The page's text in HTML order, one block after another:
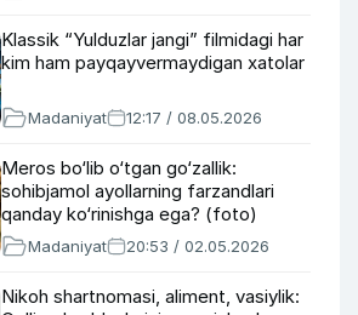
Klassik “Yulduzlar jangi” filmidagi har
kim ham payqayvermaydigan xatolar
Madaniyat 12:17 / 08.05.2026
Meros bo‘lib o‘tgan go‘zallik:
sohibjamol ayollarning farzandlari
qanday ko‘rinishga ega? (foto)
Madaniyat 20:53 / 02.05.2026
Nikoh shartnomasi, aliment, vasiylik: